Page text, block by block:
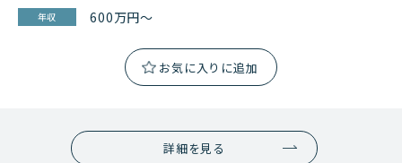
年収 600万円～
詳細を見る